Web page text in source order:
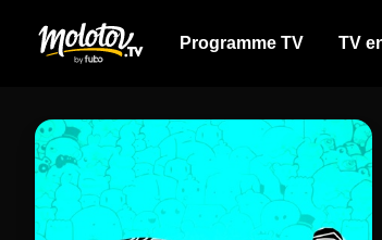
Programme TV TV